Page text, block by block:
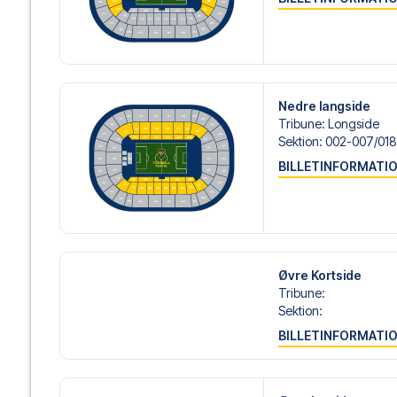
gøre.
Vi tilbyder fodboldpakker til Ajax både med og uden
om check-in procedurer og flydetaljer sammen med
og fokusere på at nyde fodboldoplevelsen.
Sikker booking og personlig service
Din sikkerhed og oplevelse er vores højeste prioritet.
din fodboldpakke og står klar med personlig service
ellerher, hvis du har brug for hjælp til at bestille rejsen.
Er du klar til at rejse til Amsterdam og opleve stjernerne
Nedre langside
Tribune: Longside
Sektion: 002-007/​
Øvre Kortside
Tribune:
Sektion: